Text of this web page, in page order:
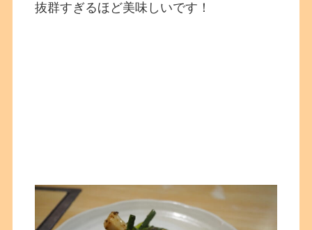
抜群すぎるほど美味しいです！